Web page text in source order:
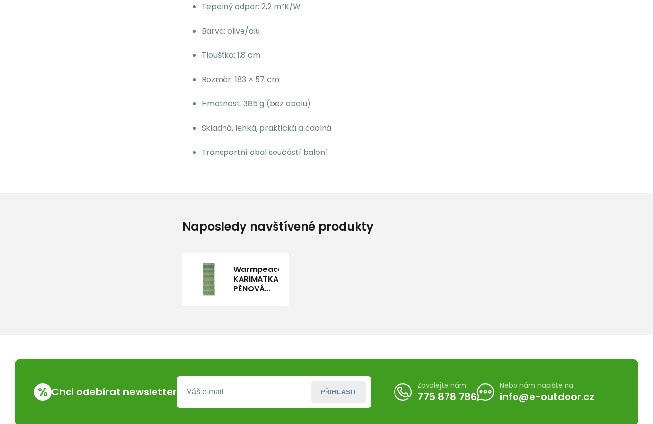
Tepelný odpor: 2,2 m²K/W
Barva: olive/alu
Tloušťka: 1,8 cm
Rozměr: 183 × 57 cm
Hmotnost: 385 g (bez obalu)
Skladná, lehká, praktická a odolná
Transportní obal součástí balení
Naposledy navštívené produkty
Warmpeace
KARIMATKA
PĚNOVÁ
% Chci odebírat newsletter PŘIHLÁSIT
Zavolejte nám
775 878 786
Nebo nám napište na
info@e-outdoor.cz